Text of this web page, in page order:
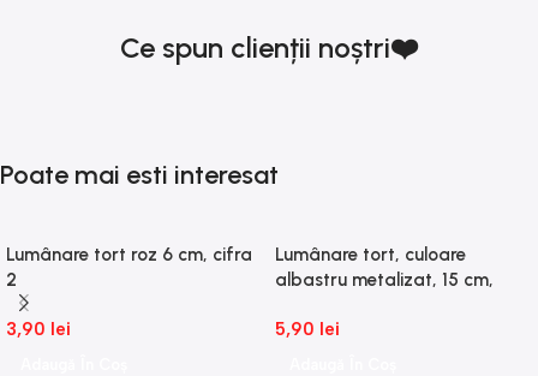
Ce spun clienții noștri❤️
Poate mai esti interesat
Lumânare tort roz 6 cm, cifra
2
3,90 lei
Lumânare tort, culoare
albastru metalizat, 15 cm,
5,90 lei